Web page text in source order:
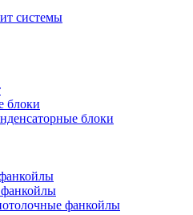
системы
блоки
блоки
фанкойлы